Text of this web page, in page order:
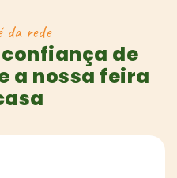
da rede
de
a nossa feira